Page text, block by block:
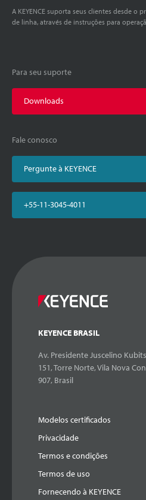
A KEYENCE suporta seus clientes desde o
de linha, através de instruções para
Para seu suporte
Downloads
Fale conosco
Pergunte à KEYENCE
+55-11-3045-4011
KEYENCE BRASIL
Av. Presidente Juscelino
151, Torre Norte, Vila Nova
907, Brasil
Modelos certificados
Privacidade
Termos e condições
Termos de uso
Fornecendo à KEYENCE